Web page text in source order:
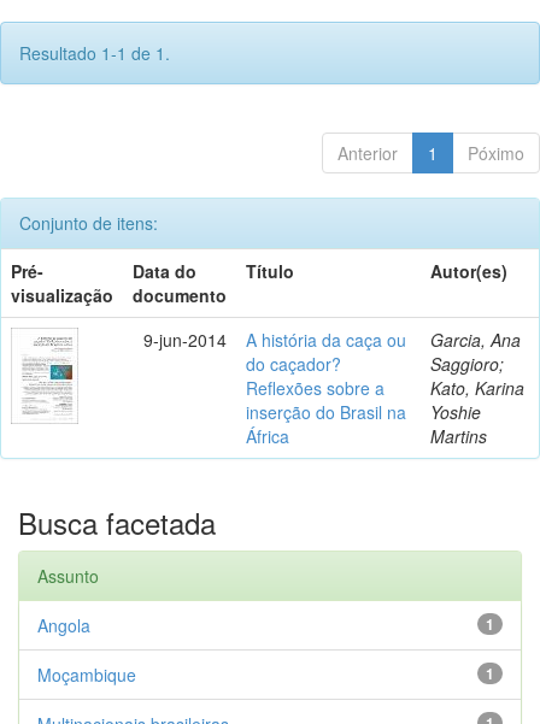
Resultado 1-1 de 1.
Anterior 1 Póximo
Conjunto de itens:
Pré-
visualização
Data do
documento
Título Autor(es)
9-jun-2014
A história da caça ou
do caçador?
Reflexões sobre a
inserção do Brasil na
África
Garcia, Ana
Saggioro;
Kato, Karina
Yoshie
Martins
Busca facetada
Assunto
1
Angola
1
Moçambique